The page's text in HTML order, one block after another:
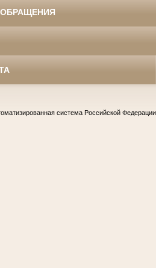
система Российской